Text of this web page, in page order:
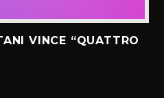
VINCE “QUATTRO